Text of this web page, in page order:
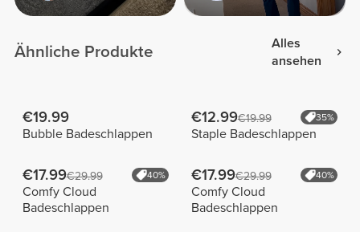
Ähnliche Produkte
Alles
ansehen
€19.99
Bubble Badeschlappen
€12.99€19.99 35%
Staple Badeschlappen
€17.99€29.99 40%
Comfy Cloud
Badeschlappen
€17.99€29.99 40%
Comfy Cloud
Badeschlappen